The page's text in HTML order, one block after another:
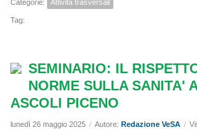
Categorie: Attività trasversali
Tag:
SEMINARIO: IL
NORME SULLA SANITA'
ASCOLI PICENO
lunedì 26 maggio 2025 / Autore: Redazione VeSA /